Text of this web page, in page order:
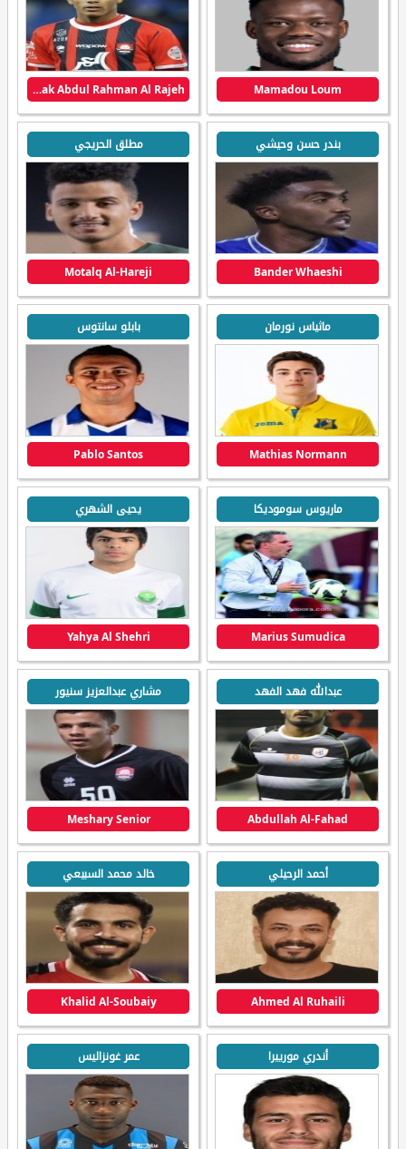
Mamadou Loum
Mubarak Abdul Rahman Al Rajeh
بندر حسن وحيشي
Bander Whaeshi
مطلق الحريجي
Motalq Al-Hareji
ماثياس نورمان
Mathias Normann
بابلو سانتوس
Pablo Santos
ماريوس سوموديكا
Marius Sumudica
يحيى الشهري
Yahya Al Shehri
عبدالله فهد الفهد
Abdullah Al-Fahad
مشاري عبدالعزيز سنيور
Meshary Senior
أحمد الرحيلي
Ahmed Al Ruhaili
خالد محمد السبيعي
Khalid Al-Soubaiy
أندري مورييرا عمر غونزاليس